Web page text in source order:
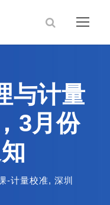
与计量
3月份
-计量校准, 深圳